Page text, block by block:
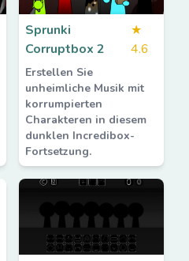
Sprunki
Corruptbox 2
★
4.6
Erstellen Sie
unheimliche Musik mit
korrumpierten
Charakteren in diesem
dunklen Incredibox-
Fortsetzung.